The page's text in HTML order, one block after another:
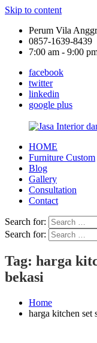
Skip to content
Perum Vila
0857-1639-8439
7:00 am - 9:00
facebook
twitter
linkedin
google plus
Jasa
Interior
Furniture
HOME
Furniture Custom
Blog
Gallery
Consultation
Contact
Search for:
Search for:
Tag: harga
bekasi
Home
harga kitchen set